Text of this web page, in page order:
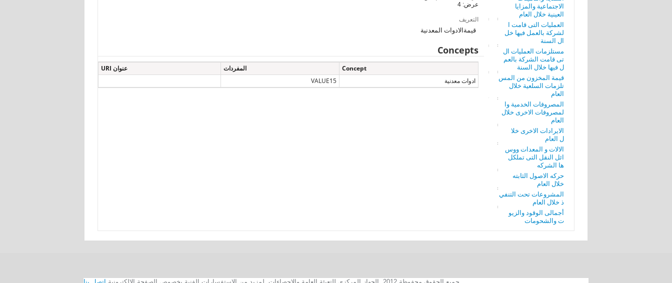
الاجتماعية والمزايا
العينية خلال العام
العمليات التى قامت ا
لشركة بالعمل فيها خل
ال السنة
مستلزمات العمليات ال
تى قامت الشركة بالعم
ل فيها خلال السنة
قيمة المخزون من المس
تلزمات السلعية خلال
العام
المصروفات الخدمية وا
لمصروفات الاخرى خلال
العام
الايرادات الاخرى خلا
ل العام
الالات و المعدات ووس
ائل النقل التى تملكل
ها الشركه
حركه الاصول الثابته
خلال العام
المشروعات تحت التنفي
ذ خلال العام
أجمالى الوقود والزيو
ت والشحومات
عرض: 4
التعريف
قيمةالادوات المعدنية
Concepts
Concept المفردات
عنوان URI
ادوات معدنية
VALUE15